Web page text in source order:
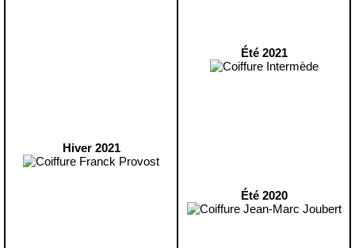
Hiver 2021
Été 2021
Été 2020